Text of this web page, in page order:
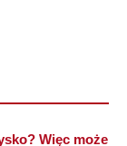
Więc może